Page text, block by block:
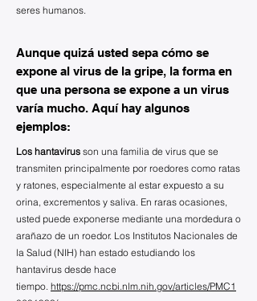
seres humanos.
Aunque quizá usted sepa cómo se
expone al virus de la gripe, la forma en
que una persona se expone a un virus
varía mucho. Aquí hay algunos
ejemplos:
Los hantavirus son una familia de virus que se
transmiten principalmente por roedores como ratas
y ratones, especialmente al estar expuesto a su
orina, excrementos y saliva. En raras ocasiones,
usted puede exponerse mediante una mordedura o
arañazo de un roedor. Los Institutos Nacionales de
la Salud (NIH) han estado estudiando los
hantavirus desde hace
tiempo. https://pmc.ncbi.nlm.nih.gov/articles/PMC1